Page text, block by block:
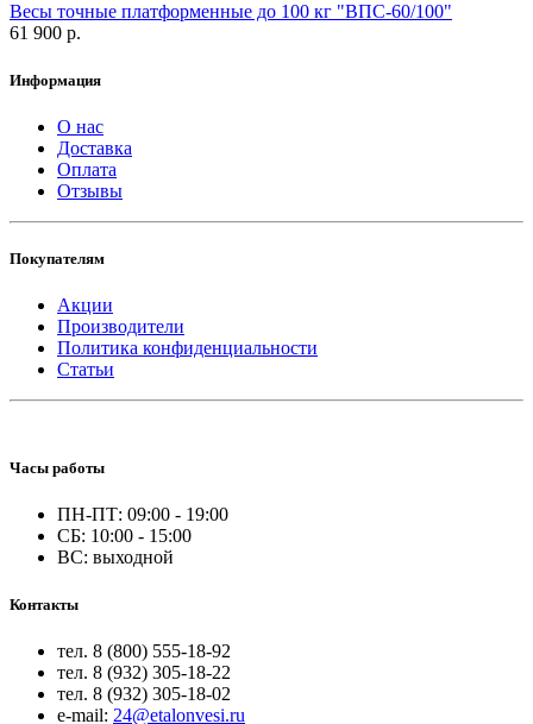
Весы точные платформенные до 100 кг "ВПС-60/100"
61 900 р.
Информация
О нас
Доставка
Оплата
Отзывы
Покупателям
Акции
Производители
Политика конфиденциальности
Статьи
Часы работы
ПН-ПТ: 09:00 - 19:00
СБ: 10:00 - 15:00
ВС: выходной
Контакты
тел. 8 (800) 555-18-92
тел. 8 (932) 305-18-22
тел. 8 (932) 305-18-02
e-mail: 24@etalonvesi.ru